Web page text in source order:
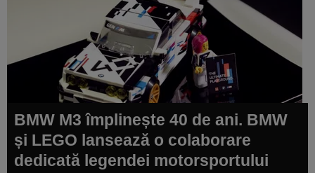
BMW M3 împlinește 40 de ani. BMW
și LEGO lansează o colaborare
dedicată legendei motorsportului